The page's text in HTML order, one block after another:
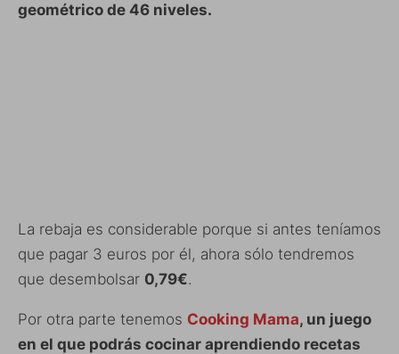
geométrico de 46 niveles.
La rebaja es considerable porque si antes teníamos
que pagar 3 euros por él, ahora sólo tendremos
que desembolsar 0,79€.
Por otra parte tenemos Cooking Mama, un juego
en el que podrás cocinar aprendiendo recetas